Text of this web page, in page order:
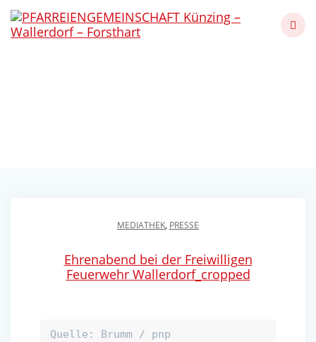
to
MEDIATHEK, PRESSE
Ehrenabend bei der Freiwilligen
Feuerwehr Wallerdorf_cropped
Quelle: Brumm / pnp